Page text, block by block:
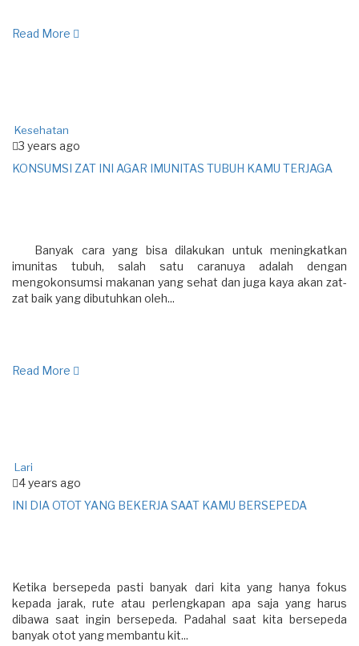
Read More
Kesehatan
3 years ago
KONSUMSI ZAT INI AGAR IMUNITAS TUBUH KAMU TERJAGA
Banyak cara yang bisa dilakukan untuk meningkatkan
imunitas tubuh, salah satu caranuya adalah dengan
mengokonsumsi makanan yang sehat dan juga kaya akan zat-
zat baik yang dibutuhkan oleh...
Read More
Lari
4 years ago
INI DIA OTOT YANG BEKERJA SAAT KAMU BERSEPEDA
Ketika bersepeda pasti banyak dari kita yang hanya fokus
kepada jarak, rute atau perlengkapan apa saja yang harus
dibawa saat ingin bersepeda. Padahal saat kita bersepeda
banyak otot yang membantu kit...